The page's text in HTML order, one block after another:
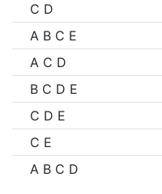
C D
A B C E
A C D
B C D E
C D E
C E
A B C D